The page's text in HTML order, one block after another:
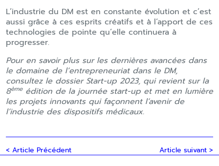
L’industrie du DM est en constante évolution et c’est
aussi grâce à ces esprits créatifs et à l‘apport de ces
technologies de pointe qu’elle continuera à
progresser.
Pour en savoir plus sur les dernières avancées dans
le domaine de l’entrepreneuriat dans le DM,
consultez le dossier Start-up 2023, qui revient sur la
8èmeédition de la journée start-up et met en lumière
les projets innovants qui façonnent l’avenir de
l’industrie des dispositifs médicaux.
< Article Précédent Article suivant >